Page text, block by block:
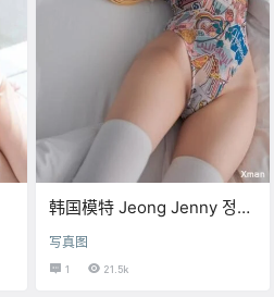
韩国模特 Jeong Jenny 정제
니 彩色泳装【写真福利】
写真图
1 21.5k